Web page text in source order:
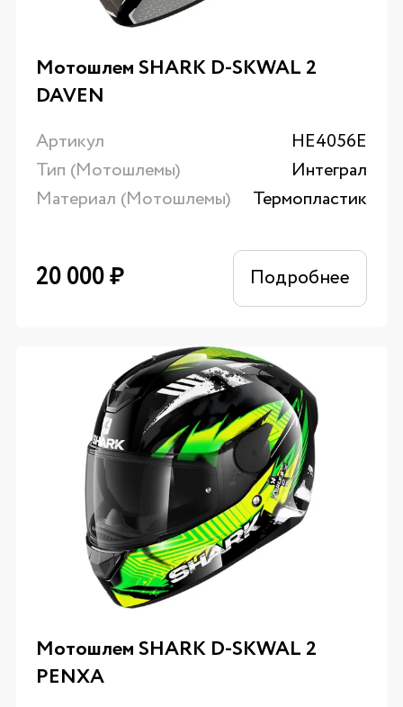
Мотошлем SHARK D-SKWAL 2
DAVEN
Артикул
HE4056E
Тип (Мотошлемы)
Интеграл
Материал (Мотошлемы)
Термопластик
20 000₽ Подробнее
Мотошлем SHARK D-SKWAL 2
PENXA